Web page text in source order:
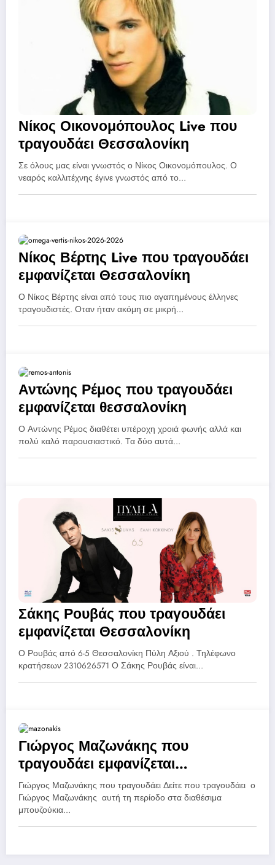
Νίκος Οικονομόπουλος Live που
τραγουδάει Θεσσαλονίκη
Σε όλους μας είναι γνωστός ο Νίκος Οικονομόπουλος. Ο
νεαρός καλλιτέχνης έγινε γνωστός από το…
Νίκος Βέρτης Live που τραγουδάει
εμφανίζεται Θεσσαλονίκη
Ο Νίκος Βέρτης είναι από τους πιο αγαπημένους έλληνες
τραγουδιστές. Οταν ήταν ακόμη σε μικρή…
Αντώνης Ρέμος που τραγουδάει
εμφανίζεται θεσσαλονίκη
Ο Αντώνης Ρέμος διαθέτει υπέροχη χροιά φωνής αλλά και
πολύ καλό παρουσιαστικό. Τα δύο αυτά…
Σάκης Ρουβάς που τραγουδάει
εμφανίζεται Θεσσαλονίκη
Ο Ρουβάς από 6-5 Θεσσαλονίκη Πύλη Αξιού . Τηλέφωνο
κρατήσεων 2310626571 Ο Σάκης Ρουβάς είναι…
Γιώργος Μαζωνάκης που
τραγουδάει εμφανίζεται
Θεσσαλονίκη
Γιώργος Μαζωνάκης που τραγουδάει Δείτε που τραγουδάει ο
Γιώργος Μαζωνάκης αυτή τη περίοδο στα διαθέσιμα
μπουζούκια…